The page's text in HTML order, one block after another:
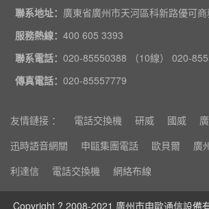
聯系地址： 廣東省廣州市天河區科新路優可
服務熱線： 400 605 3393
聯系電話： 020-85550388 （10線） 020-
傳真電話： 020-85557779
友情鏈接 ： 電話交換機 研威 國威
迅時語音網關
申甌集團電話 歐貝爾 廣
利達信
電話交換機 網絡布線
Copyright ? 2008-2021 廣州市申歐通信設備